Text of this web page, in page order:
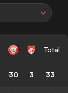
Total
30 3 33